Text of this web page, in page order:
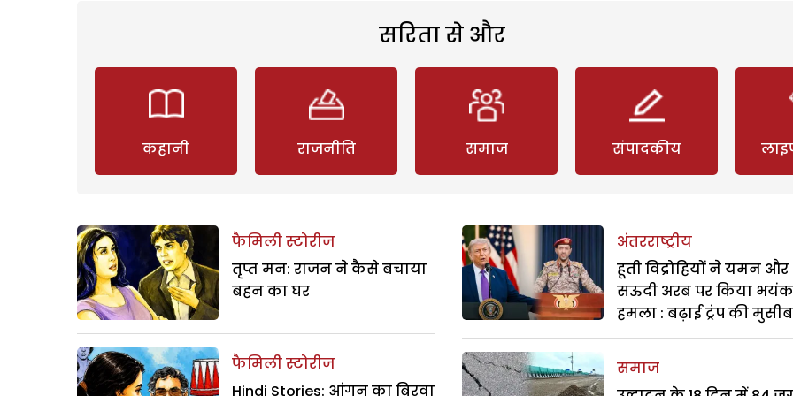
सरिता से और
कहानी राजनीति समाज संपादकीय
फैमिली स्टोरीज
तृप्त मन: राजन ने कैसे बचाया
बहन का घर
फैमिली स्टोरीज
Hindi Stories: आंगन का बिरवा
अंतरराष्ट्रीय
हूती विद्रोहियों ने यमन और
सऊदी अरब पर किया
हमला : बढ़ाई ट्रंप की
समाज